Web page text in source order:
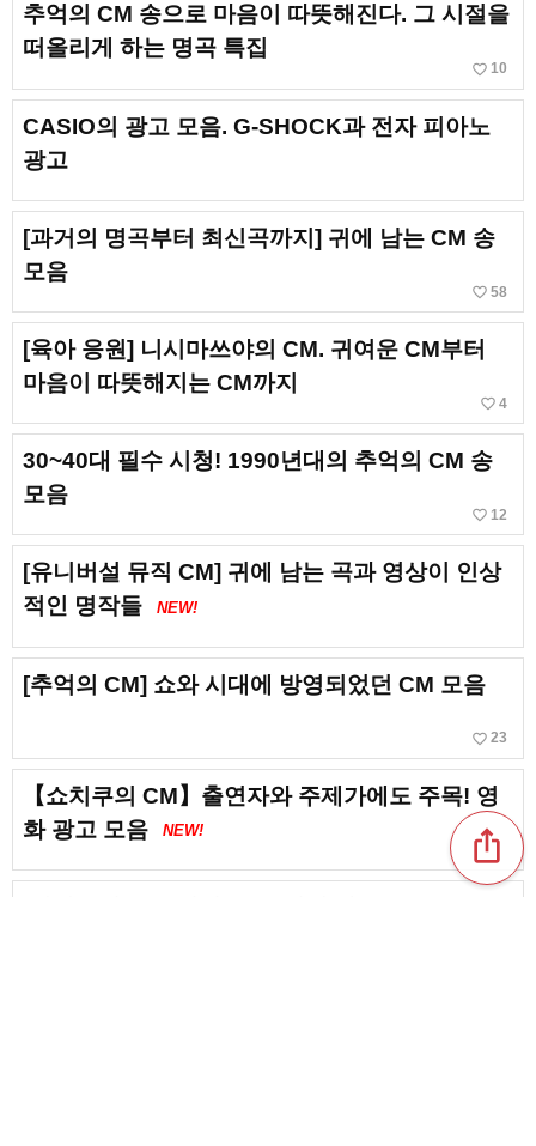
추억의 CM 송으로 마음이 따뜻해진다. 그 시절을
떠올리게 하는 명곡 특집
favorite_border 10
CASIO의 광고 모음. G-SHOCK과 전자 피아노
광고
[과거의 명곡부터 최신곡까지] 귀에 남는 CM 송
모음
favorite_border 58
[육아 응원] 니시마쓰야의 CM. 귀여운 CM부터
마음이 따뜻해지는 CM까지
favorite_border 4
30~40대 필수 시청! 1990년대의 추억의 CM 송
모음
favorite_border 12
[유니버설 뮤직 CM] 귀에 남는 곡과 영상이 인상
적인 명작들
NEW!
[추억의 CM] 쇼와 시대에 방영되었던 CM 모음
favorite_border 23
【쇼치쿠의 CM】출연자와 주제가에도 주목! 영
화 광고 모음
NEW! ios_share